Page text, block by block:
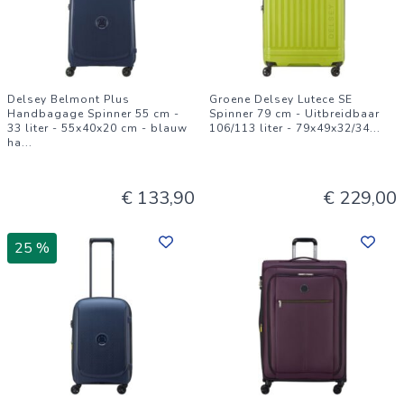
Delsey Belmont Plus
Handbagage Spinner 55 cm -
33 liter - 55x40x20 cm - blauw
ha...
€ 133,90
Groene Delsey Lutece SE
Spinner 79 cm - Uitbreidbaar
106/113 liter - 79x49x32/34...
€ 229,00
25 %